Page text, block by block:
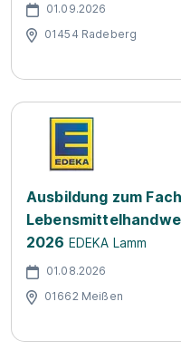
01.09.2026
01454 Radeberg
Ausbildung zum
2026 EDEKA Lamm
01.08.2026
01662 Meißen